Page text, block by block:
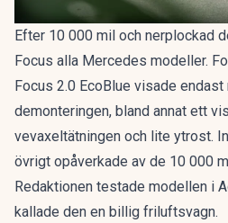
Efter 10 000 mil och nerplockad
Focus alla Mercedes modeller.
Focus 2.0 EcoBlue visade
demonteringen, bland annat ett
vevaxeltätningen och lite ytrost.
övrigt opåverkade av de 10 000
Redaktionen testade modellen i
kallade den en billig friluftsvagn.